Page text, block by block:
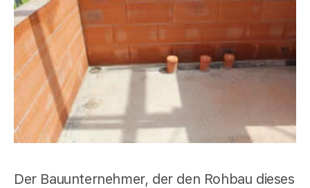
Der Bauunternehmer, der den Rohbau dieses